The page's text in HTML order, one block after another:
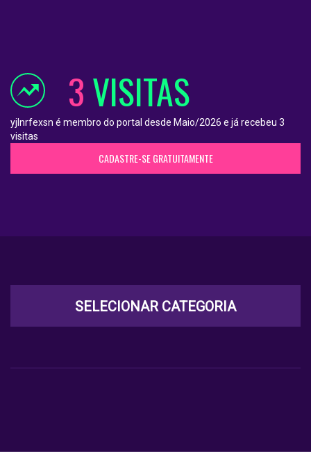
3VISITAS
yjlnrfexsn é membro do portal desde Maio/2026 e já recebeu 3
visitas
CADASTRE-SE GRATUITAMENTE
SELECIONAR CATEGORIA